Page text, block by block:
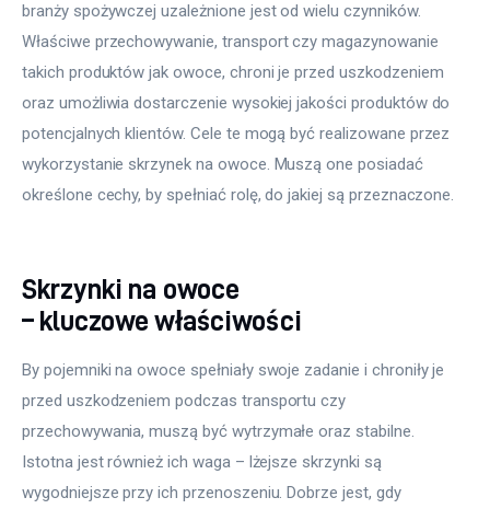
branży spożywczej uzależnione jest od wielu czynników.
Właściwe przechowywanie, transport czy magazynowanie
takich produktów jak owoce, chroni je przed uszkodzeniem
oraz umożliwia dostarczenie wysokiej jakości produktów do
potencjalnych klientów. Cele te mogą być realizowane przez
wykorzystanie skrzynek na owoce. Muszą one posiadać
określone cechy, by spełniać rolę, do jakiej są przeznaczone.
Skrzynki na owoce
– kluczowe właściwości
By pojemniki na owoce spełniały swoje zadanie i chroniły je
przed uszkodzeniem podczas transportu czy
przechowywania, muszą być wytrzymałe oraz stabilne.
Istotna jest również ich waga – lżejsze skrzynki są
wygodniejsze przy ich przenoszeniu. Dobrze jest, gdy